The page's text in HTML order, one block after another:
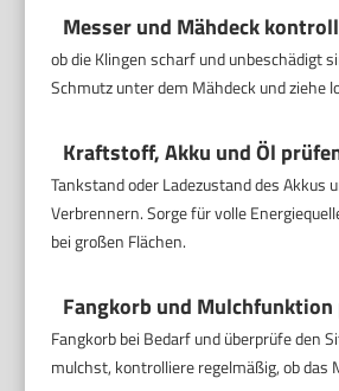
Messer und Mähdeck
ob die Klingen scharf und unbeschädigt
Schmutz unter dem Mähdeck und ziehe
Kraftstoff, Akku und Öl
Tankstand oder Ladezustand des Akkus
Verbrennern. Sorge für volle
bei großen Flächen.
Fangkorb und
Fangkorb bei Bedarf und überprüfe den
mulchst, kontrolliere regelmäßig, ob das